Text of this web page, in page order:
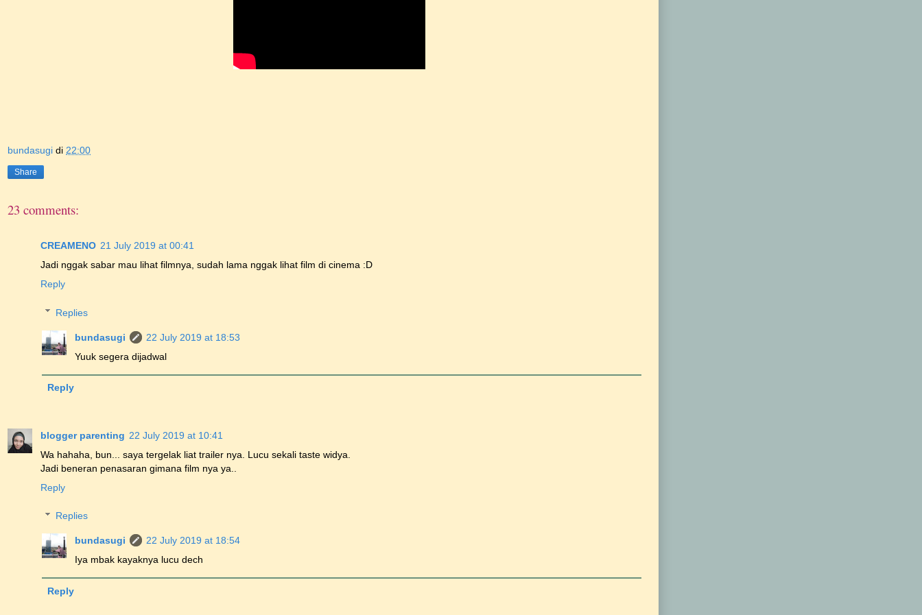
bundasugi di 22:00
Share
23 comments:
CREAMENO 21 July 2019 at 00:41
Jadi nggak sabar mau lihat filmnya, sudah lama nggak lihat film di cinema :D
Reply
Replies
bundasugi
22 July 2019 at 18:53
Yuuk segera dijadwal
Reply
blogger parenting 22 July 2019 at 10:41
Wa hahaha, bun... saya tergelak liat trailer nya. Lucu sekali taste widya.
Jadi beneran penasaran gimana film nya ya..
Reply
Replies
bundasugi
22 July 2019 at 18:54
Iya mbak kayaknya lucu dech
Reply